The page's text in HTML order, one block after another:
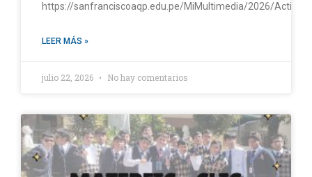
https://sanfranciscoaqp.edu.pe/MiMultimedia/2026/
LEER MÁS »
julio 22, 2026 No hay comentarios